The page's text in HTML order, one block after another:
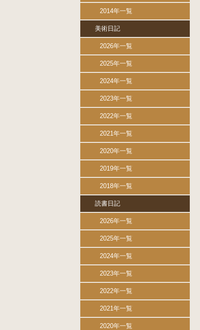
2014年一覧
美術日記
2026年一覧
2025年一覧
2024年一覧
2023年一覧
2022年一覧
2021年一覧
2020年一覧
2019年一覧
2018年一覧
読書日記
2026年一覧
2025年一覧
2024年一覧
2023年一覧
2022年一覧
2021年一覧
2020年一覧